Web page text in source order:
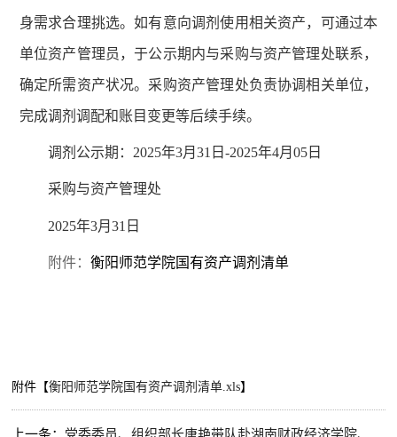
身需求合理挑选。如有意向调剂使用相关资产，可通过本
单位资产管理员，于公示期内与采购与资产管理处联系，
确定所需资产状况。采购资产管理处负责协调相关单位，
完成调剂调配和账目变更等后续手续。
调剂公示期： 2025年3月31日 -2025年4月05日
采购与资产管理处
2025年3月31日
附件： 衡阳师范学院国有资产调剂清单
附件【衡阳师范学院国有资产调剂清单.xls】
上一条： 党委委员、组织部长唐艳带队赴湖南财政经济学院、湖南第一师范学院交流学习采购工作